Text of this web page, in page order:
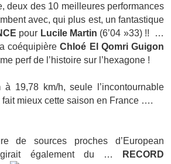
deux des 10 meilleures performances
avec, qui plus est, un fantastique
pour Lucile Martin (6’04 »33) !!
…
coéquipièreChloé El Qomri Guigon
perf de l’histoire sur l’hexagone !
à 19,78 km/h, seule l’incontournable
fait mieux cette saison en France ….
de sources proches d’European
également du …
RECORD